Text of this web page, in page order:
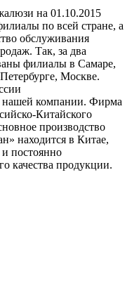
на 01.10.2015
по всей стране, а
обслуживания
Так, за два
филиалы в Самаре,
Москве.
нашей компании. Фирма
Китайского
производство
находится в Китае,
постоянно
качества продукции.